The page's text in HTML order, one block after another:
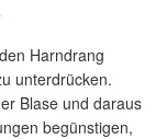
Harndrang
unterdrücken.
Blase und daraus
begünstigen,